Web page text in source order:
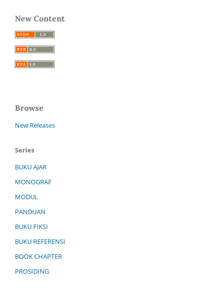
New Content
Browse
New Releases
Series
BUKU AJAR
MONOGRAF
MODUL
PANDUAN
BUKU FIKSI
BUKU REFERENSI
BOOK CHAPTER
PROSIDING